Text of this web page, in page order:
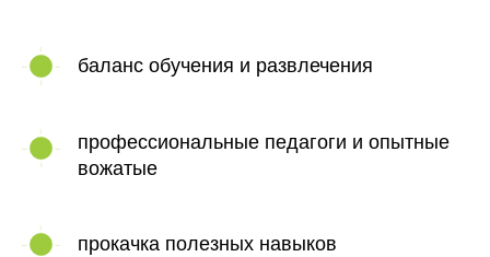
баланс обучения и развлечения
профессиональные педагоги и опытные
вожатые
прокачка полезных навыков